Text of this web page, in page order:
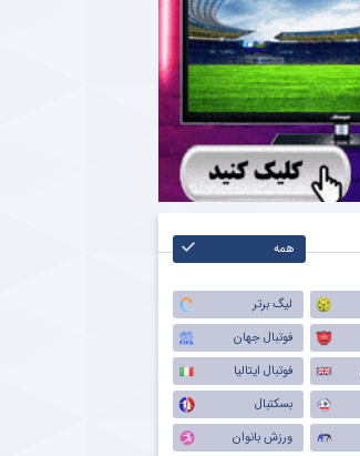
همه
لیگ برتر
فوتبال جهان
فوتبال ایتالیا
بسکتبال
ورزش بانوان